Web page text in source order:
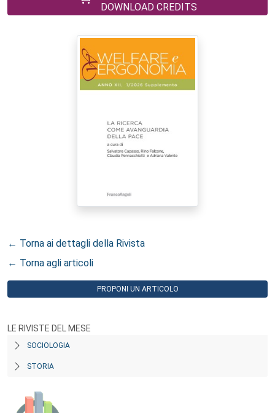
DOWNLOAD CREDITS
← Torna ai dettagli della Rivista
← Torna agli articoli
PROPONI UN ARTICOLO
LE RIVISTE DEL MESE
SOCIOLOGIA
STORIA